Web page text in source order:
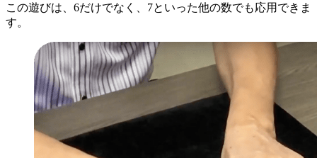
この遊びは、6だけでなく、7といった他の数でも応用できま
す。